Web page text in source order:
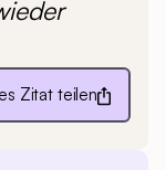
Zitat teilen